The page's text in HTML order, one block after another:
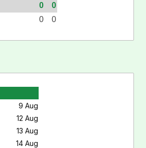
0
0
0 0
9 Aug
12 Aug
13 Aug
14 Aug